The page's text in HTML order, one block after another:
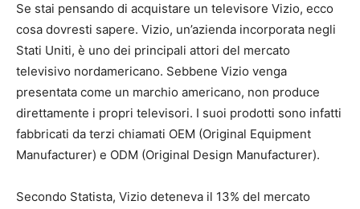
Se stai pensando di acquistare un televisore Vizio, ecco
cosa dovresti sapere. Vizio, un’azienda incorporata negli
Stati Uniti, è uno dei principali attori del mercato
televisivo nordamericano. Sebbene Vizio venga
presentata come un marchio americano, non produce
direttamente i propri televisori. I suoi prodotti sono infatti
fabbricati da terzi chiamati OEM (Original Equipment
Manufacturer) e ODM (Original Design Manufacturer).
Secondo Statista, Vizio deteneva il 13% del mercato